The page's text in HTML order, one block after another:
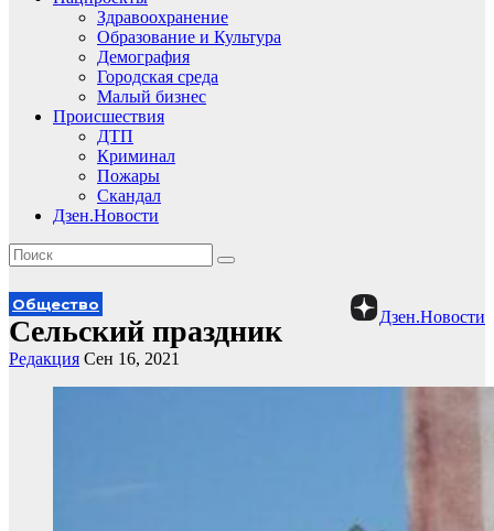
Здравоохранение
Образование и Культура
Демография
Городская среда
Малый бизнес
Происшествия
ДТП
Криминал
Пожары
Скандал
Дзен.Новости
Дзен.Новости
Общество
Сельский праздник
Редакция Сен 16, 2021